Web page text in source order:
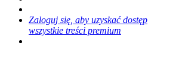
Zaloguj się, aby uzyskać dostęp
wszystkie treści premium